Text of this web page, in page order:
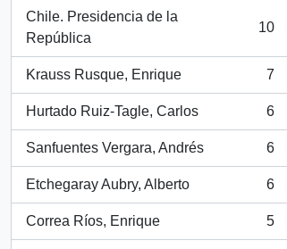
Chile. Presidencia de la
República
, 10 resultados
10
Krauss Rusque, Enrique
, 7 resultados
7
Hurtado Ruiz-Tagle, Carlos
, 6 resultados
6
Sanfuentes Vergara, Andrés
, 6 resultados
6
Etchegaray Aubry, Alberto
, 6 resultados
6
Correa Ríos, Enrique
, 5 resultados
5